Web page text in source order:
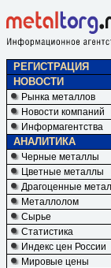
РЕГИСТРАЦИЯ
НОВОСТИ
Рынка металлов
Новости компаний
Информагентства
АНАЛИТИКА
Черные металлы
Цветные металлы
Драгоценные
Металлолом
Сырье
Статистика
Индекс цен России
Мировые цены